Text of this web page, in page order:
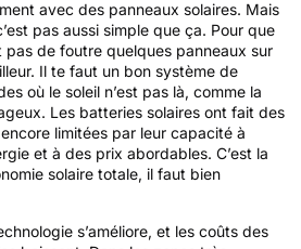
avec des panneaux solaires. Mais
pas aussi simple que ça. Pour que
de foutre quelques panneaux sur
Il te faut un bon système de
où le soleil n’est pas là, comme la
Les batteries solaires ont fait des
limitées par leur capacité à
et à des prix abordables. C’est la
solaire totale, il faut bien
s’améliore, et les coûts des